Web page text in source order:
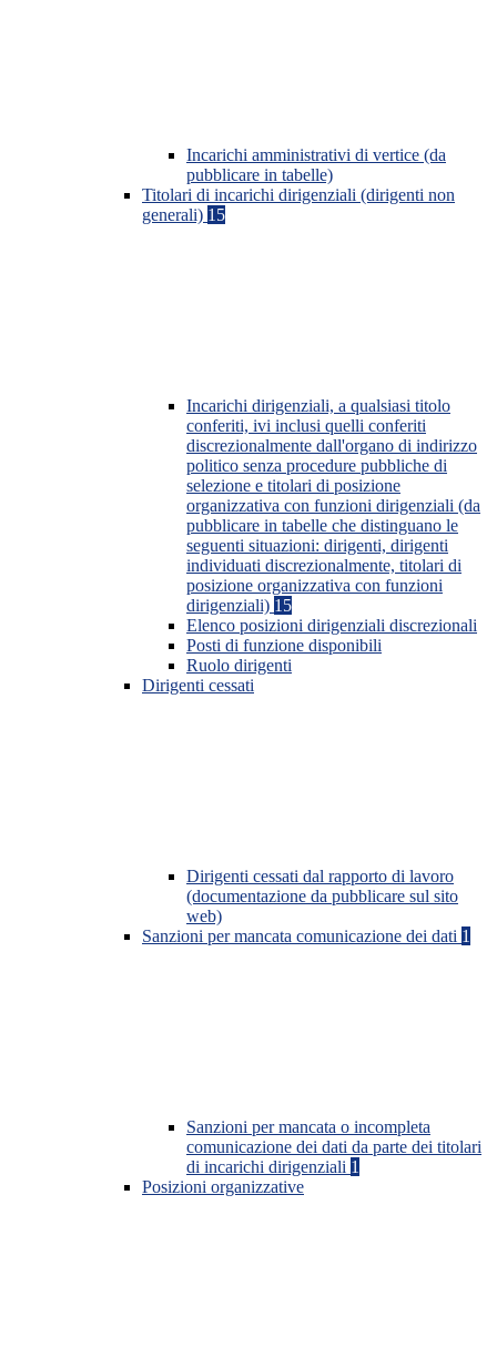
Incarichi amministrativi di vertice (da
pubblicare in tabelle)
Titolari di incarichi dirigenziali (dirigenti non
generali) 15
Incarichi dirigenziali, a qualsiasi titolo
conferiti, ivi inclusi quelli conferiti
discrezionalmente dall'organo di indirizzo
politico senza procedure pubbliche di
selezione e titolari di posizione
organizzativa con funzioni dirigenziali (da
pubblicare in tabelle che distinguano le
seguenti situazioni: dirigenti, dirigenti
individuati discrezionalmente, titolari di
posizione organizzativa con funzioni
dirigenziali) 15
Elenco posizioni dirigenziali discrezionali
Posti di funzione disponibili
Ruolo dirigenti
Dirigenti cessati
Dirigenti cessati dal rapporto di lavoro
(documentazione da pubblicare sul sito
web)
Sanzioni per mancata comunicazione dei dati 1
Sanzioni per mancata o incompleta
comunicazione dei dati da parte dei titolari
di incarichi dirigenziali 1
Posizioni organizzative